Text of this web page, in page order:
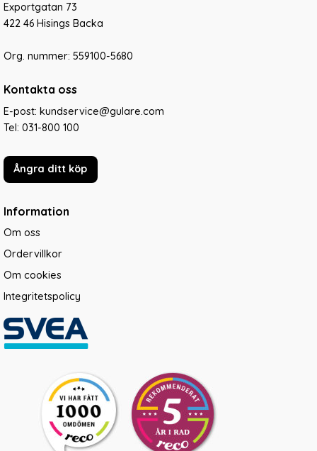
Exportgatan 73
422 46 Hisings Backa
Org. nummer: 559100-5680
Kontakta oss
E-post: kundservice@gulare.com
Tel: 031-800 100
Ångra ditt köp
Information
Om oss
Ordervillkor
Om cookies
Integritetspolicy